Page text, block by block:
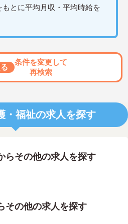
とに平均月収・平均時給を
条件を変更して
再検索
・福祉の求人を探す
らその他の求人を探す
その他の求人を探す